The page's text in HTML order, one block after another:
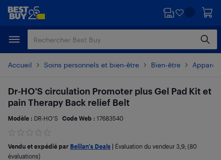
Passer
principal
Passer
Accueil Soins personnels et bien-être Bien-être
Dr-HO’S circulation Promoter plus Gel Pad Kit et
pain Therapy Back relief Belt
Modèle : DR-HO'S Code Web : 17683540
Vendu et expédié par Belilan's Deals Évaluation du vendeur 3,9; (80
évaluations)